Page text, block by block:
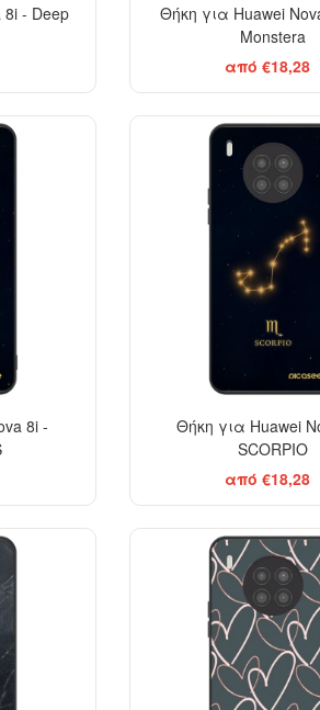
- Deep
Θήκη για Huawei
Monstera
από €18,28
8i -
Θήκη για Huawei
SCORPIO
από €18,28